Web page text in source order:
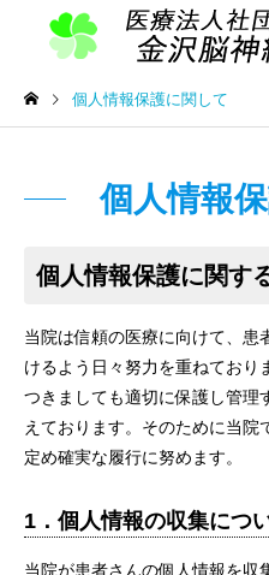
個人情報保護に関して
個人情報
個人情報保護に関す
当院は信頼の医療に向けて、患
けるよう日々努力を重ねており
つきましても適切に保護し管理
えております。そのために当院
定め確実な履行に努めます。
1．個人情報の収集につ
当院が患者さんの個人情報を収